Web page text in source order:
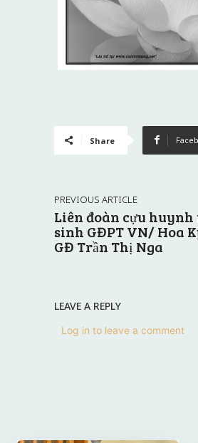
Share
PREVIOUS ARTICLE
Liên đoàn cựu
sinh GĐPT VN/ Hoa
GĐ Trần Thị Nga
LEAVE A REPLY
Log in to leave a comment